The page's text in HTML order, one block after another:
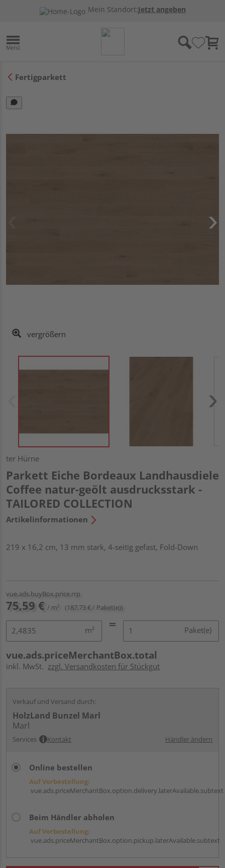
Mein Standort:Jetzt angeben
Fertigparkett
vergrößern
ter Hürne
Parkett Eiche Bordeaux Landhausdiele
Coffee natur-geölt ausdrucksstark -
TAILORED COLLECTION
Artikelinformationen
219 x 16,2 cm, 13 mm stark, 4-seitig gefast, Fold-Down
vue.ads.buyBox.price.rrp
75,59 € / m² (187,73 € / Paket(e))
m² Paket(e)
vue.ads.priceMerchantBox.total
inkl. MwSt. zzgl. Versandkosten für Stückgut
Verkauf und Versand durch:
HolzLand Bunzel Marl
Marl
Services Kontakt Händler ändern
Online bestellen
Auf Vorbestellung:
vue.ads.priceMerchantBox.option.delivery.laterAvailable.subtext
Beim Händler abholen
Auf Vorbestellung:
vue.ads.priceMerchantBox.option.pickup.laterAvailable.subtext